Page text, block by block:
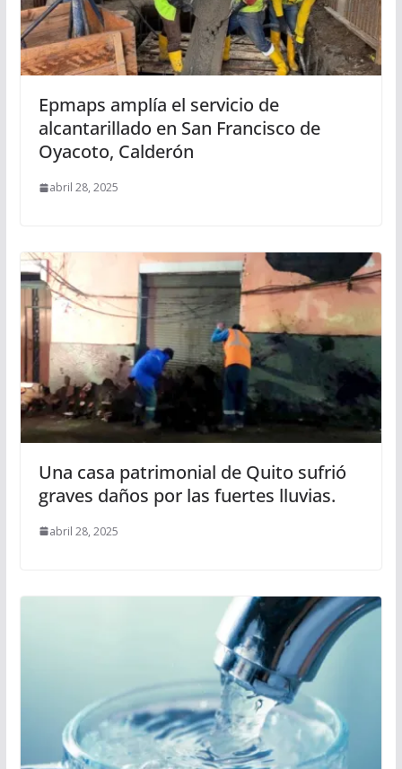
Epmaps amplía el servicio de
alcantarillado en San Francisco de
Oyacoto, Calderón
abril 28, 2025
Una casa patrimonial de Quito sufrió
graves daños por las fuertes lluvias.
abril 28, 2025